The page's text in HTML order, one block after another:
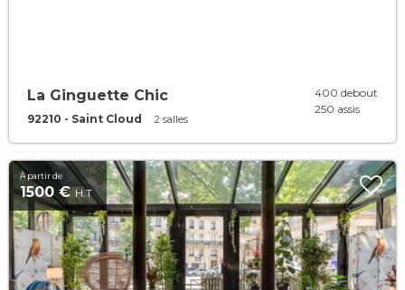
La Ginguette Chic
92210 - Saint Cloud 2 salles
400 debout
250 assis
À partir de
1500 €H.T